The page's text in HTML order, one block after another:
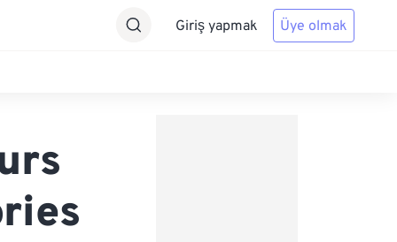
Giriş yapmak Üye olmak